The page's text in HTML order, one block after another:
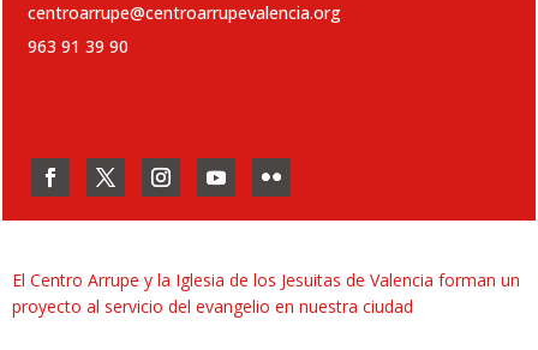
centroarrupe@centroarrupevalencia.org
963 91 39 90
El Centro Arrupe y la Iglesia de los Jesuitas de Valencia forman un
proyecto al servicio del evangelio en nuestra ciudad